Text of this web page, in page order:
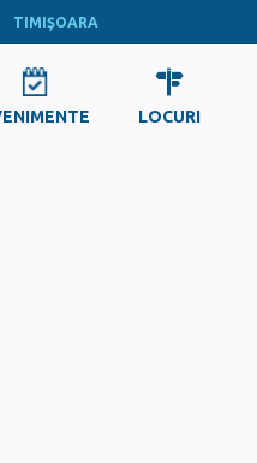
TIMIŞOARA
LOCURI